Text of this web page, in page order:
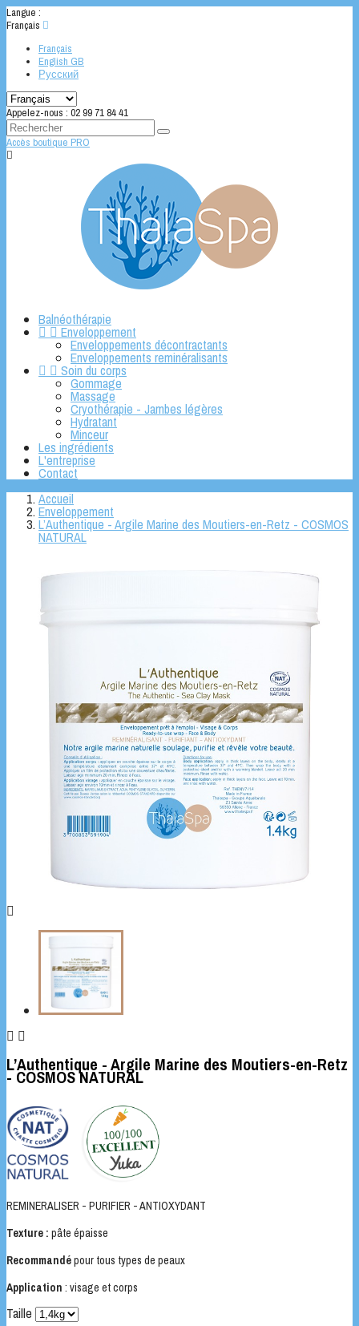
Langue :
Français 
Français
English GB
Русский
Appelez-nous : 02 99 71 84 41
Accès boutique PRO

Balnéothérapie
  Enveloppement
Enveloppements décontractants
Enveloppements reminéralisants
  Soin du corps
Gommage
Massage
Cryothérapie - Jambes légères
Hydratant
Minceur
Les ingrédients
L'entreprise
Contact
Accueil
Enveloppement
L’Authentique - Argile Marine des Moutiers-en-Retz - COSMOS
NATURAL

 
L’Authentique - Argile Marine des Moutiers-en-Retz
- COSMOS NATURAL
REMINERALISER - PURIFIER - ANTIOXYDANT
Texture : pâte épaisse
Recommandépour tous types de peaux
Application : visage et corps
Taille